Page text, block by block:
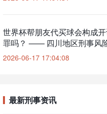
世界杯帮朋友代买球会构成
罪吗？ —— 四川地区刑事风险与辩
护要点解析
2026-06-17 17:04:08
最新刑事资讯